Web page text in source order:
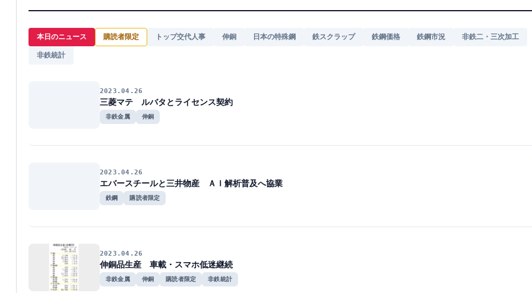
本日のニュース 購読者限定 トップ交代人事 伸銅 日本の特殊鋼 鉄スクラップ 鉄鋼価格 鉄鋼市況 非鉄二・三次加工
非鉄統計
2023.04.26
三菱マテ ルバタとライセンス契約
非鉄金属 伸銅
2023.04.26
エバースチールと三井物産 ＡＩ解析普及へ協業
鉄鋼 購読者限定
2023.04.26
伸銅品生産 車載・スマホ低迷継続
非鉄金属 伸銅 購読者限定 非鉄統計